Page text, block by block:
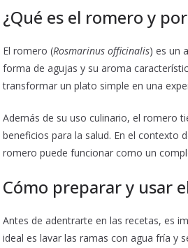
¿Qué es el romero y
El romero (Rosmarinus officinalis) es un
forma de agujas y su aroma
transformar un plato simple en una
Además de su uso culinario, el romero
beneficios para la salud. En el contexto
romero puede funcionar como un
Cómo preparar y usar
Antes de adentrarte en las recetas, es
ideal es lavar las ramas con agua fría y